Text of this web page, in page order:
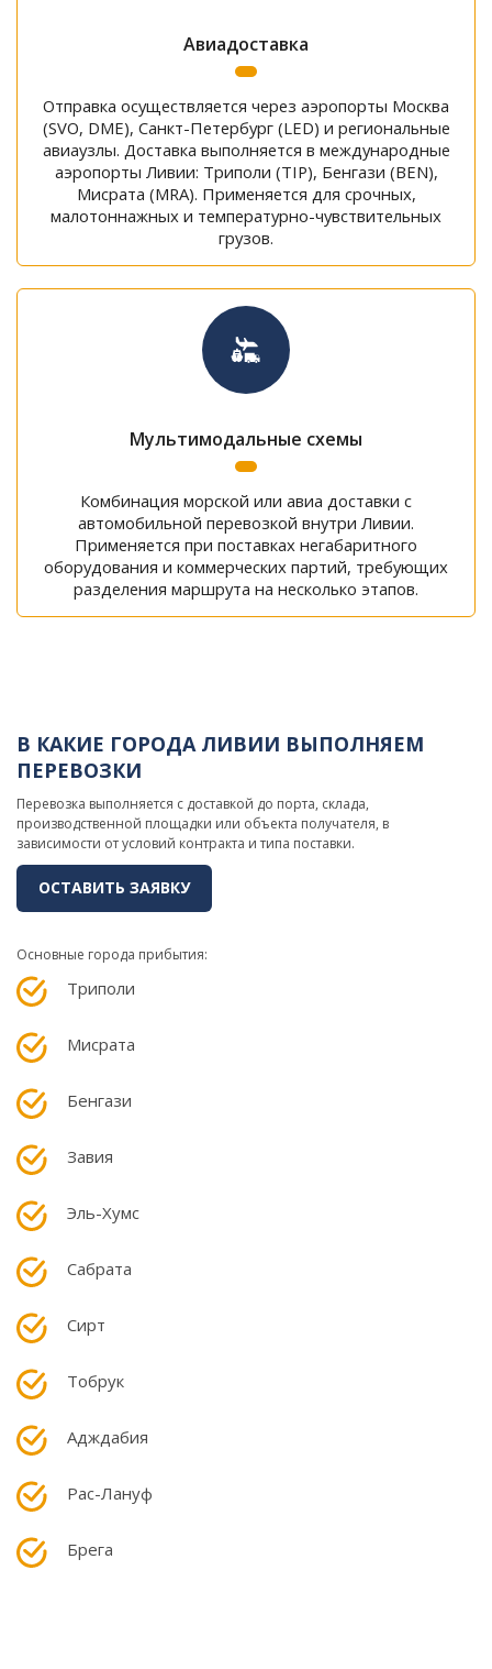
Авиадоставка
Отправка осуществляется через аэропорты Москва
(SVO, DME), Санкт-Петербург (LED) и региональные
авиаузлы. Доставка выполняется в международные
аэропорты Ливии: Триполи (TIP), Бенгази (BEN),
Мисрата (MRA). Применяется для срочных,
малотоннажных и температурно-чувствительных
грузов.
Мультимодальные схемы
Комбинация морской или авиа доставки с
автомобильной перевозкой внутри Ливии.
Применяется при поставках негабаритного
оборудования и коммерческих партий, требующих
разделения маршрута на несколько этапов.
В КАКИЕ ГОРОДА ЛИВИИ ВЫПОЛНЯЕМ
ПЕРЕВОЗКИ
Перевозка выполняется с доставкой до порта, склада,
производственной площадки или объекта получателя, в
зависимости от условий контракта и типа поставки.
ОСТАВИТЬ ЗАЯВКУ
Основные города прибытия:
Триполи
Мисрата
Бенгази
Завия
Эль-Хумс
Сабрата
Сирт
Тобрук
Адждабия
Рас-Лануф
Брега